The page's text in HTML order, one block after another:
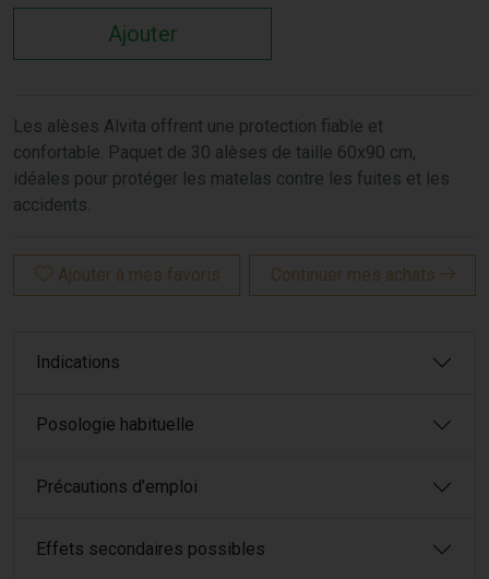
Ajouter
Les alèses Alvita offrent une protection fiable et
confortable. Paquet de 30 alèses de taille 60x90 cm,
idéales pour protéger les matelas contre les fuites et les
accidents.
Ajouter à mes favoris Continuer mes achats
Indications
Posologie habituelle
Précautions d’emploi
Effets secondaires possibles